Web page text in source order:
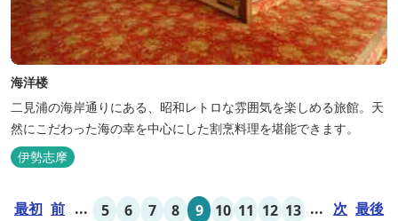
海洋楼
二見浦の海岸通りにある、昭和レトロな雰囲気を楽しめる旅館。天
然にこだわった海の幸を中心にした割烹料理を堪能できます。
伊勢志摩
最初 前 ... 5 6 7 8 9 10 11 12 13 ... 次 最後